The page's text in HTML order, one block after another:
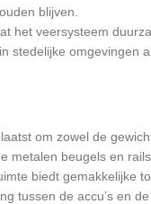
blijven.
het veersysteem
stedelijke omgevingen
om zowel de
metalen beugels en
biedt gemakkelijke
tussen de accu’s en